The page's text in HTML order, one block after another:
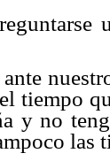
tiempo
y no
las